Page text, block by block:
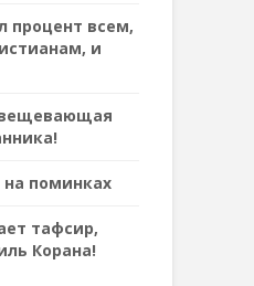
процент всем,
и
на поминках
тафсир,
Корана!